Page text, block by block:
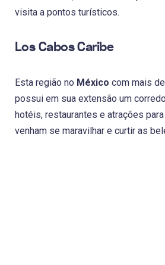
visita a pontos turísticos.
Los Cabos Caribe
Esta região no México com mais
possui em sua extensão um
hotéis, restaurantes e atrações
venham se maravilhar e curtir as